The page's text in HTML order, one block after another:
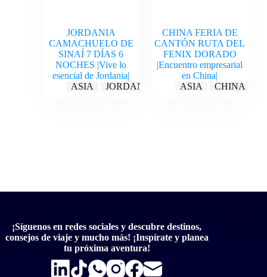
JORDANIA
CAMACHUELO DE
SINAÍ 7 DÍAS 6
NOCHES |Vive lo
esencial de Jordania|
ASIA
JORDANIA
CHINA FERIA DE
CANTÓN RUTA DEL
FENIX DORADO
|Encuentro empresarial
en China|
ASIA
CHINA
¡Síguenos en redes sociales y descubre destinos,
consejos de viaje y mucho más! ¡Inspírate y planea
tu próxima aventura!